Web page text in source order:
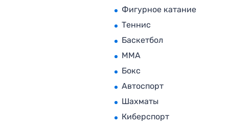
Фигурное катание
Теннис
Баскетбол
MMA
Бокс
Автоспорт
Шахматы
Киберспорт